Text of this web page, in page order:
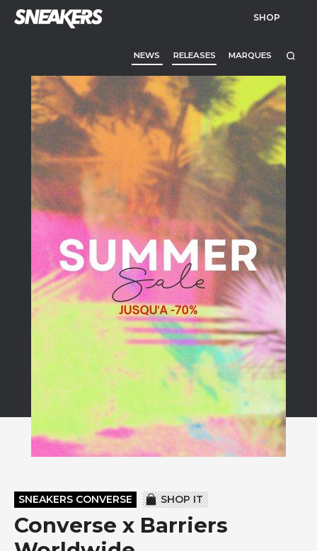
SHOP
NEWS RELEASES MARQUES
SNEAKERS CONVERSE SHOP IT
Converse x Barriers